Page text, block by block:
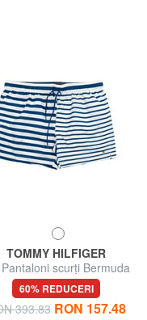
TOMMY HILFIGER
scurți Bermuda
60% REDUCERI
393.83 RON 157.48